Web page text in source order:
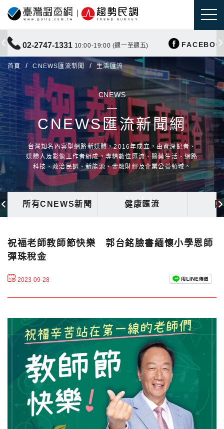
02-2747-1331 10:00-19:00 (週一至週五)
首頁 CNEWS匯流新聞 生活匯流
CNEWS
CNEWS匯流新聞網
台灣知名內容型網路新媒體，2016年成立，由資深記者、
媒體人及影像工作者組成，專精數位匯流、醫藥生活、網路
科技、政治民調、新能源、金融財經及企業公益領域。
所有CNEWS新聞 健康匯流
祝福老師教師節快樂 郭台銘臉書緬懷小學恩師
彈珠稅金
2023-09-28